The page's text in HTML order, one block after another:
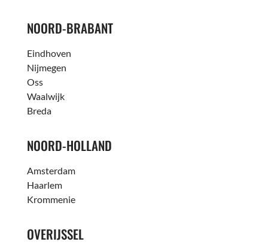
NOORD-BRABANT
Eindhoven
Nijmegen
Oss
Waalwijk
Breda
NOORD-HOLLAND
Amsterdam
Haarlem
Krommenie
OVERIJSSEL